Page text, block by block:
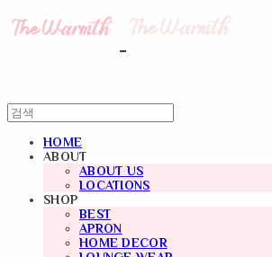
HOME
ABOUT
ABOUT US
LOCATIONS
SHOP
BEST
APRON
HOME DECOR